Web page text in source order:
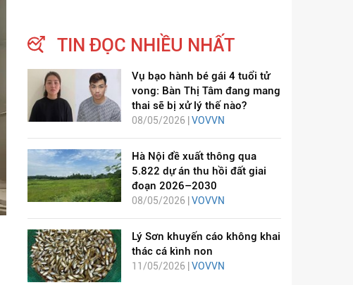
TIN ĐỌC NHIỀU NHẤT
Vụ bạo hành bé gái 4 tuổi tử
vong: Bàn Thị Tâm đang mang
thai sẽ bị xử lý thế nào?
08/05/2026 | VOVVN
Hà Nội đề xuất thông qua
5.822 dự án thu hồi đất giai
đoạn 2026–2030
08/05/2026 | VOVVN
Lý Sơn khuyến cáo không khai
thác cá kình non
11/05/2026 | VOVVN